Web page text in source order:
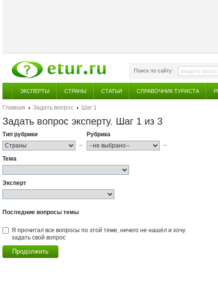
Поиск по сайту:
ЭКСПЕРТЫ СТРАНЫ СТАТЬИ СПРАВОЧНИК ТУРИСТА
Главная Задать вопрос Шаг 1
Задать вопрос эксперту. Шаг 1 из 3
Тип рубрики
–
Рубрика
–
Тема
Эксперт
Последние вопросы темы
Я прочитал все вопросы по этой теме, ничего не нашёл и хочу
задать свой вопрос
Продолжить